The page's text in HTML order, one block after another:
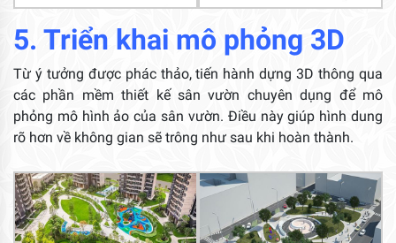
5. Triển khai mô phỏng 3D
Từ ý tưởng được phác thảo, tiến hành dựng 3D thông qua
các phần mềm thiết kế sân vườn chuyên dụng để mô
phỏng mô hình ảo của sân vườn. Điều này giúp hình dung
rõ hơn về không gian sẽ trông như sau khi hoàn thành.